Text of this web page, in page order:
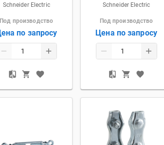
Schneider Electric
Под производство
по запросу
Schneider Electric
Под производство
Цена по запросу